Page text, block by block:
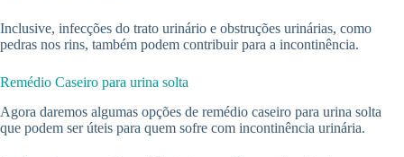
Inclusive, infecções do trato urinário e obstruções urinárias, como
pedras nos rins, também podem contribuir para a incontinência.
Remédio Caseiro para urina solta
Agora daremos algumas opções de remédio caseiro para urina solta
que podem ser úteis para quem sofre com incontinência urinária.